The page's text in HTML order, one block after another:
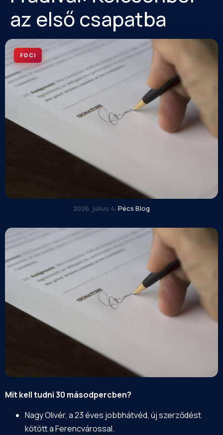
az első csapatba
FOCI
2026. július 4.·Pécs Blog
Mit kell tudni 30 másodpercben?
Nagy Olivér, a 23 éves jobbhátvéd, új szerződést
kötött a Ferencvárossal.